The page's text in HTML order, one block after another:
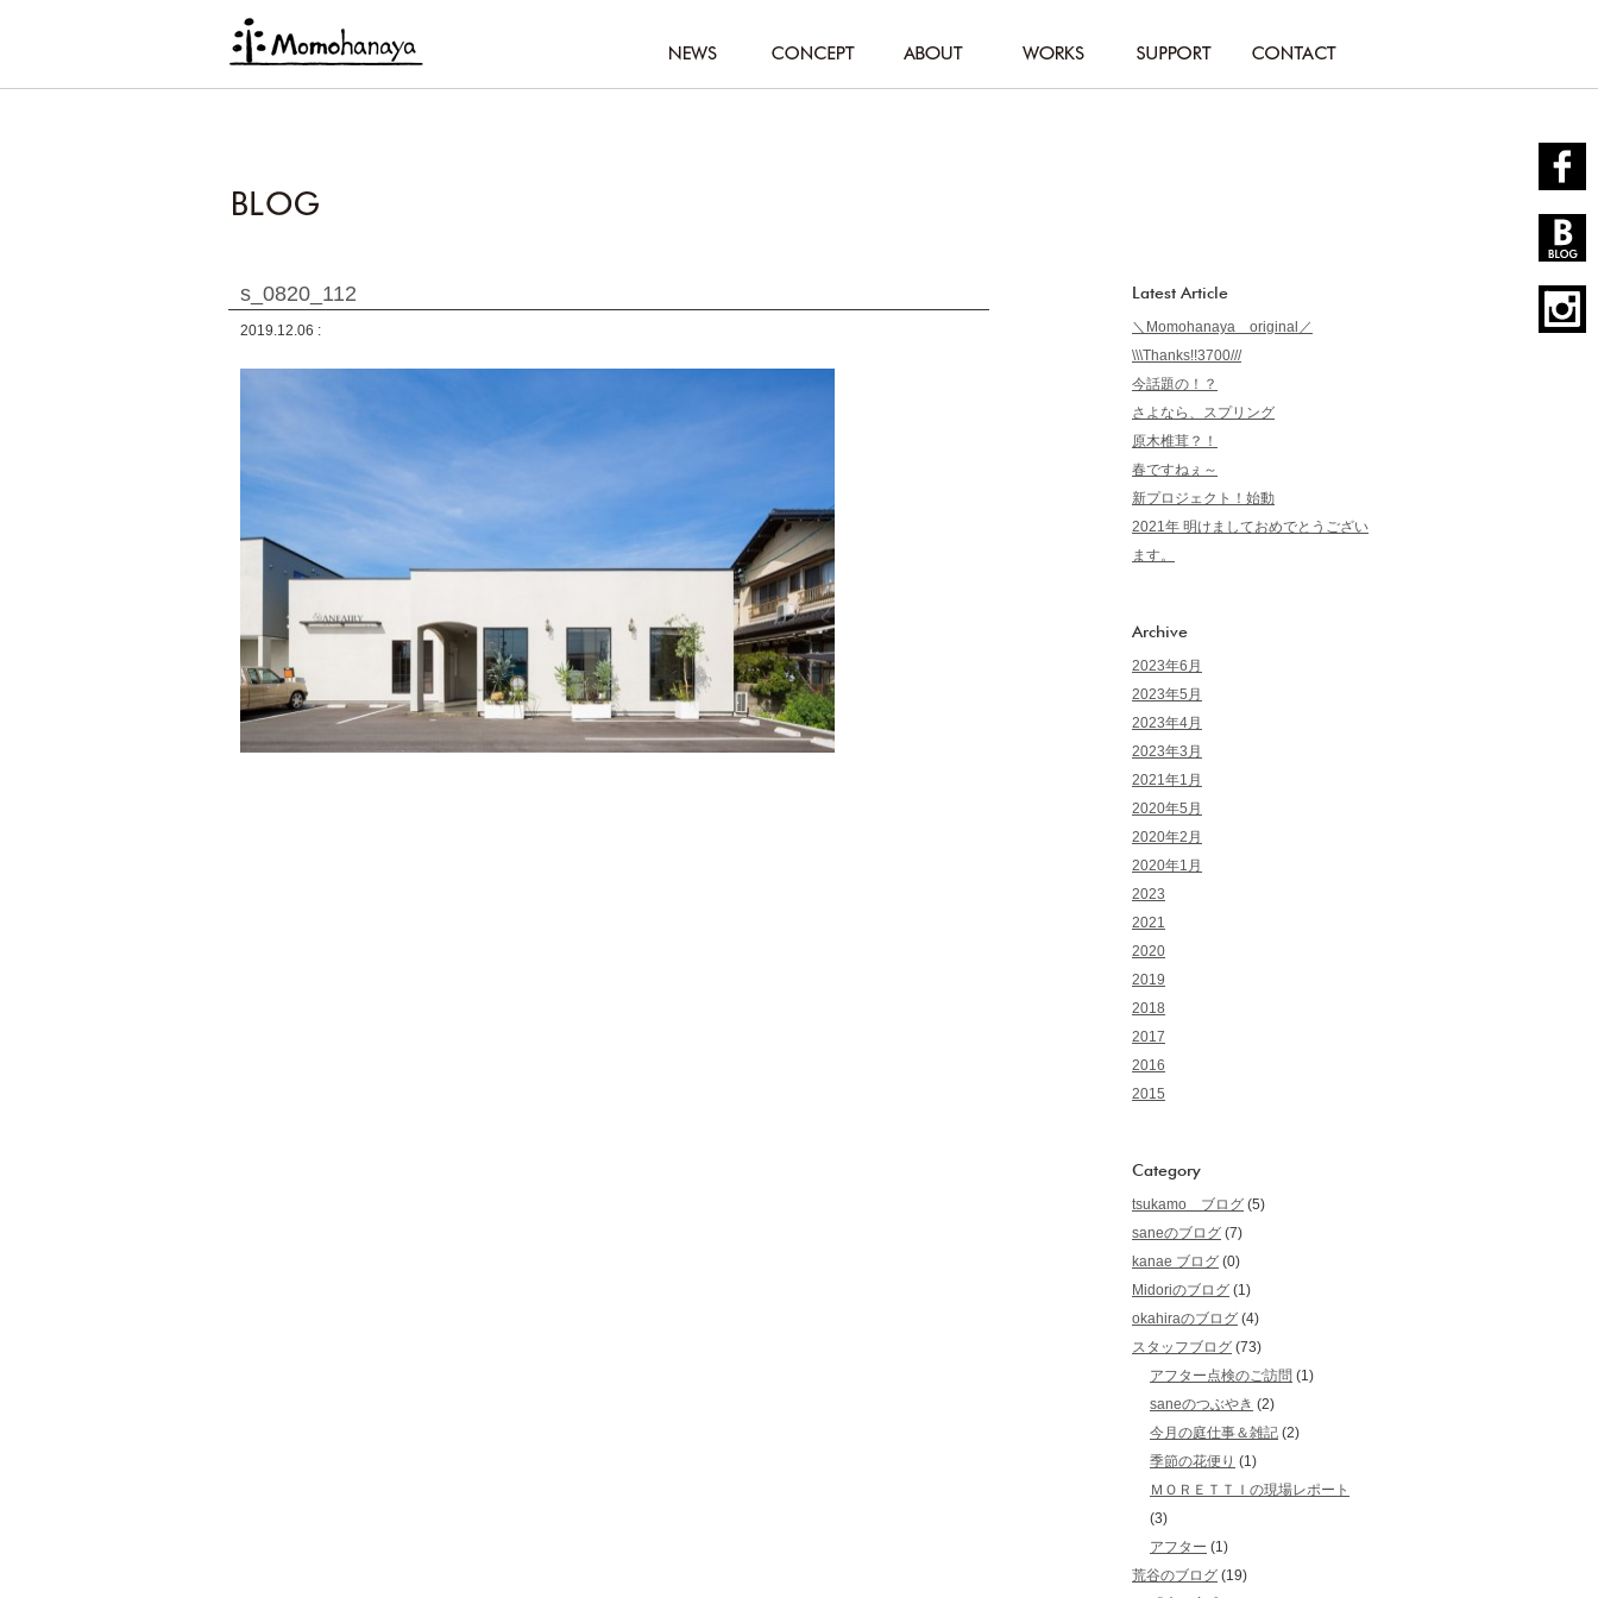
s_0820_112
2019.12.06 :
Latest Article
＼Momohanaya original／
\\\Thanks!!3700///
今話題の！？
さよなら、スプリング
原木椎茸？！
春ですねぇ～
新プロジェクト！始動
2021年 明けましておめでとうござい
ます。
Archive
2023年6月
2023年5月
2023年4月
2023年3月
2021年1月
2020年5月
2020年2月
2020年1月
2023
2021
2020
2019
2018
2017
2016
2015
Category
tsukamo ブログ (5)
saneのブログ (7)
kanae ブログ (0)
Midoriのブログ (1)
okahiraのブログ (4)
スタッフブログ (73)
アフター点検のご訪問 (1)
saneのつぶやき (2)
今月の庭仕事＆雑記 (2)
季節の花便り (1)
ＭＯＲＥＴＴＩの現場レポート
(3)
アフター (1)
荒谷のブログ (19)